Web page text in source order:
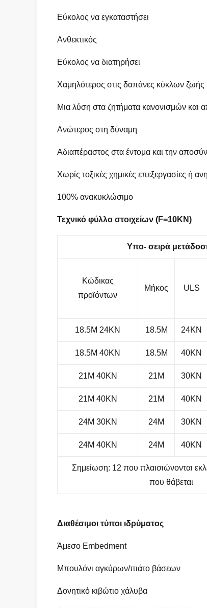
Εύκολος να εγκαταστήσει
Ανθεκτικός
Εύκολος να διατηρήσει
Χαμηλότερος στις δαπάνες κύκλων ζωής
Μια λύση στα ζητήματα κανονισμών
Ανώτερος στη δύναμη
Αδιαπέραστος στα έντομα και την
Χωρίς τοξικές χημικές επεξεργασίες ή
100% ανακυκλώσιμο
Τεχνικό φύλλο στοιχείων (F=10KN)
Υπο- σειρά
Κώδικας
προϊόντων
Μήκος ULS
18.5M 24KN 18.5M 24KN
18.5M 40KN 18.5M 40KN
21M 40KN 21M 30KN
21M 40KN 21M 40KN
24M 30KN 24M 30KN
24M 40KN 24M 40KN
Σημείωση: 12 που πλαισιώνονται
που θάβεται
Διαθέσιμοι τύποι ιδρύματος
Άμεσο Embedment
Μπουλόνι αγκύρων/πιάτο βάσεων
Δονητικό κιβώτιο χάλυβα